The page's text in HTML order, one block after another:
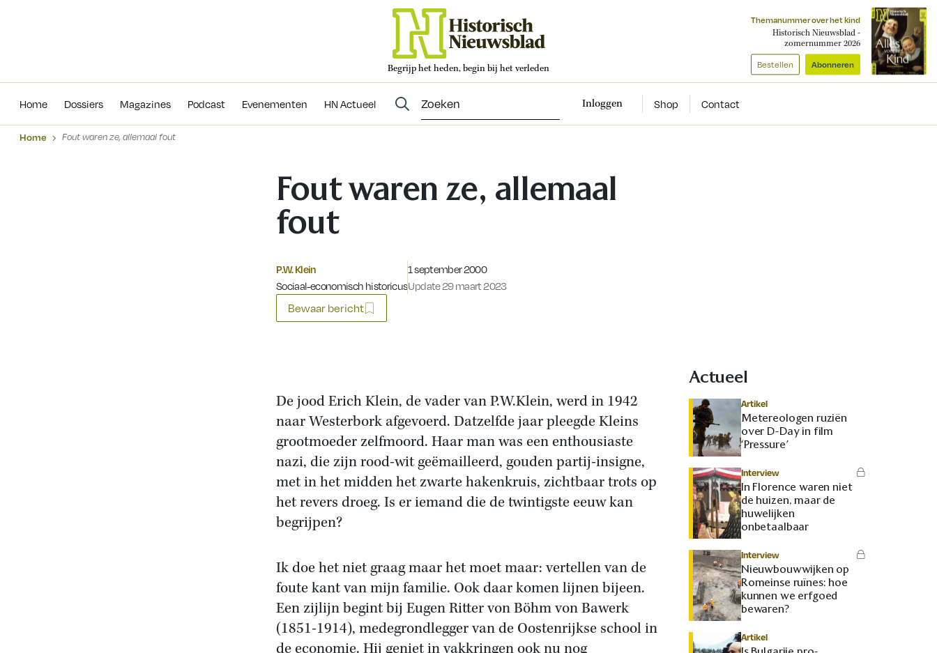
Begrijp het heden, begin bij het verleden
Themanummer over het kind
Historisch Nieuwsblad -
zomernummer 2026
Bestellen Abonneren
Home Dossiers Magazines Podcast Evenementen HN Actueel Inloggen Shop Contact
Evenementen
Home Fout waren ze, allemaal fout
Fout waren ze, allemaal
fout
P.W. Klein
Sociaal-economisch historicus
Gepubliceerd op:
1 september 2000
Update 29 maart 2023
Bewaar bericht
De jood Erich Klein, de vader van P.W.Klein, werd in 1942
naar Westerbork afgevoerd. Datzelfde jaar pleegde Kleins
grootmoeder zelfmoord. Haar man was een enthousiaste
nazi, die zijn rood-wit geëmailleerd, gouden partij-insigne,
met in het midden het zwarte hakenkruis, zichtbaar trots op
het revers droeg. Is er iemand die de twintigste eeuw kan
begrijpen?
Ik doe het niet graag maar het moet maar: vertellen van de
foute kant van mijn familie. Ook daar komen lijnen bijeen.
Een zijlijn begint bij Eugen Ritter von Böhm von Bawerk
(1851-1914), medegrondlegger van de Oostenrijkse school in
Actueel
Artikel
Metereologen ruziën
over D-Day in film
‘Pressure’
Interview
In Florence waren niet
de huizen, maar de
huwelijken
onbetaalbaar
Interview
Nieuwbouwwijken op
Romeinse ruïnes: hoe
kunnen we erfgoed
bewaren?
Artikel